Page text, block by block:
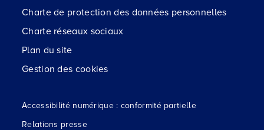
Charte de protection des données personnelles
Charte réseaux sociaux
Plan du site
Gestion des cookies
Accessibilité numérique : conformité partielle
Relations presse